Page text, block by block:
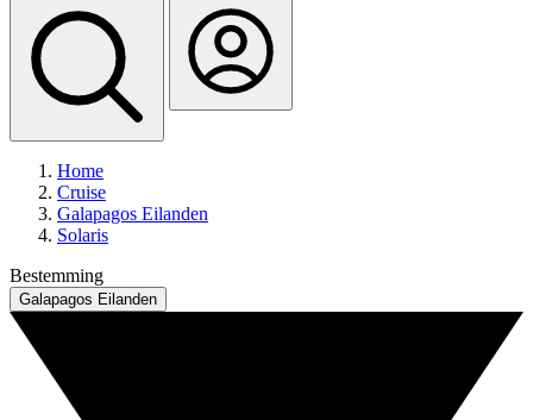
Home
Cruise
Galapagos Eilanden
Solaris
Bestemming
Galapagos Eilanden